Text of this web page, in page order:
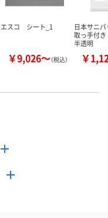
エスコ シート_1
￥9,026～（税込）
日本サニ
取っ手付
半透明
￥